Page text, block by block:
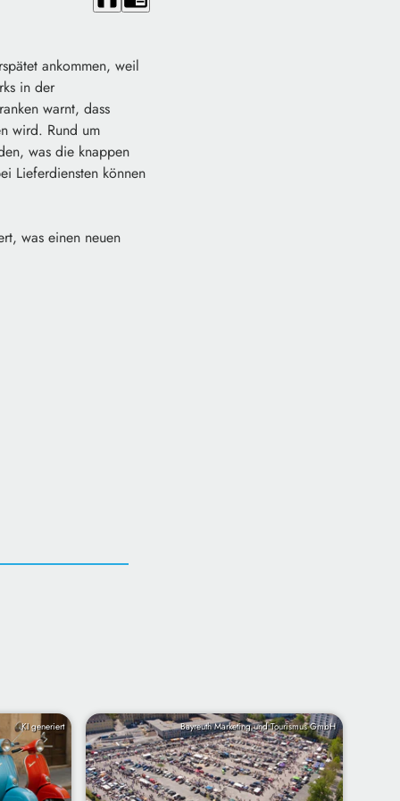
ankommen, weil
in der
warnt, dass
wird. Rund um
was die knappen
Lieferdiensten können
was einen neuen
KI generiert Bayreuth Marketing und Tourismus GmbH